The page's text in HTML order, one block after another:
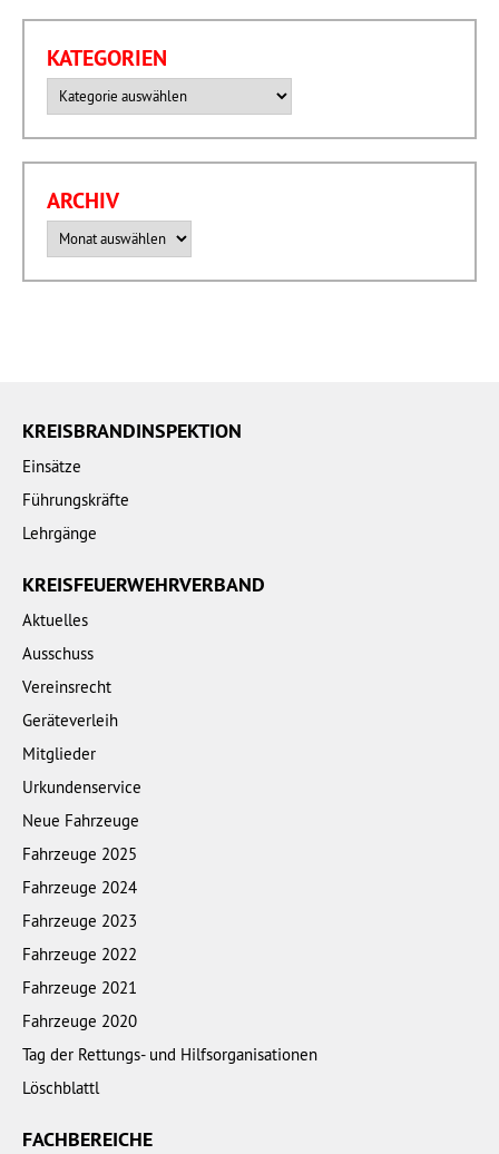
KATEGORIEN
ARCHIV
KREISBRANDINSPEKTION
Einsätze
Führungskräfte
Lehrgänge
KREISFEUERWEHRVERBAND
Aktuelles
Ausschuss
Vereinsrecht
Geräteverleih
Mitglieder
Urkundenservice
Neue Fahrzeuge
Fahrzeuge 2025
Fahrzeuge 2024
Fahrzeuge 2023
Fahrzeuge 2022
Fahrzeuge 2021
Fahrzeuge 2020
Tag der Rettungs- und Hilfsorganisationen
Löschblattl
FACHBEREICHE